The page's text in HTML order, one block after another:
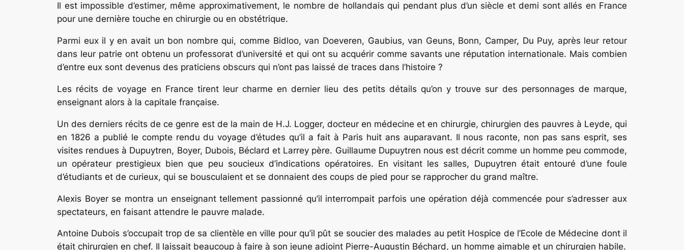
Il est impossible d’estimer, même approximativement, le nombre de hollan­dais qui pendant plus d’un siècle et demi sont allés en France
pour une dernière touche en chirurgie ou en obstétrique.
Parmi eux il y en avait un bon nombre qui, comme Bidloo, van Doeveren, Gaubius, van Geuns, Bonn, Camper, Du Puy, après leur retour
dans leur patrie ont obtenu un professorat d’université et qui ont su acquérir comme savants une réputation internationale. Mais combien
d’entre eux sont devenus des praticiens obscurs qui n’ont pas laissé de traces dans l’histoire ?
Les récits de voyage en France tirent leur charme en dernier lieu des petits détails qu’on y trouve sur des personnages de marque,
enseignant alors à la capitale française.
Un des derniers récits de ce genre est de la main de H.J. Logger, docteur en médecine et en chirurgie, chirurgien des pauvres à Leyde, qui
en 1826 a publié le compte rendu du voyage d’études qu’il a fait à Paris huit ans auparavant. Il nous raconte, non pas sans esprit, ses
visites rendues à Dupuytren, Boyer, Dubois, Béclard et Larrey père. Guillaume Dupuytren nous est décrit comme un homme peu commode,
un opérateur prestigieux bien que peu soucieux d’indi­cations opératoires. En visitant les salles, Dupuytren était entouré d’une foule
d’étudiants et de curieux, qui se bousculaient et se donnaient des coups de pied pour se rapprocher du grand maître.
Alexis Boyer se montra un enseignant tellement passionné qu’il interrompait parfois une opération déjà commencée pour s’adresser aux
spectateurs, en faisant attendre le pauvre malade.
Antoine Dubois s’occupait trop de sa clientèle en ville pour qu’il pût se soucier des malades au petit Hospice de l’Ecole de Médecine dont il
était chirurgien en chef. Il laissait beaucoup à faire à son jeune adjoint Pierre-Augustin Béchard, un homme aimable et un chirurgien habile.